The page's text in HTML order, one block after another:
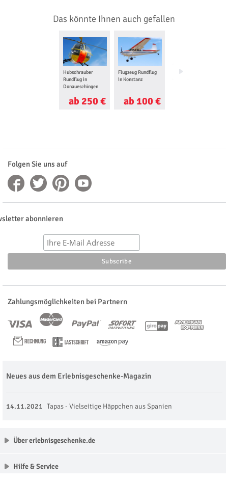
Das könnte Ihnen auch gefallen
Hubschrauber
Rundflug in
Donaueschingen
ab 250 €
Flugzeug Rundflug
in Konstanz
ab 100 €
Gleitschirm
Folgen Sie uns auf
abonnieren
Zahlungsmöglichkeiten bei Partnern
Neues aus dem Erlebnisgeschenke-Magazin
14.11.2021 Tapas - Vielseitige Häppchen aus Spanien
Über erlebnisgeschenke.de
Hilfe & Service